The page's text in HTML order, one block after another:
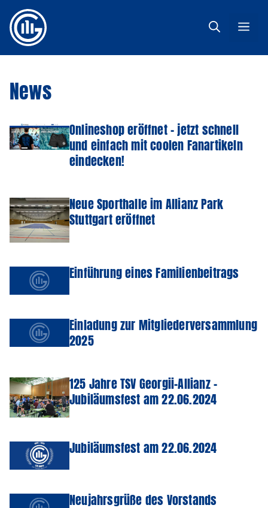
Inhalt
springen
News
Onlineshop eröffnet – jetzt schnell
und einfach mit coolen Fanartikeln
eindecken!
Neue Sporthalle im Allianz Park
Stuttgart eröffnet
Einführung eines Familienbeitrags
Einladung zur Mitgliederversammlung
2025
125 Jahre TSV Georgii-Allianz –
Jubiläumsfest am 22.06.2024
Jubiläumsfest am 22.06.2024
Neujahrsgrüße des Vorstands